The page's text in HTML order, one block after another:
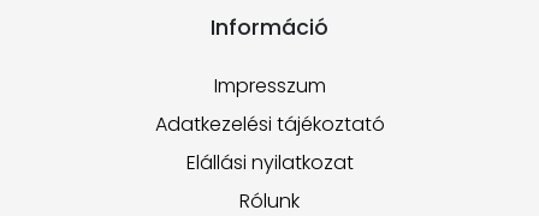
Információ
Impresszum
Adatkezelési tájékoztató
Elállási nyilatkozat
Rólunk